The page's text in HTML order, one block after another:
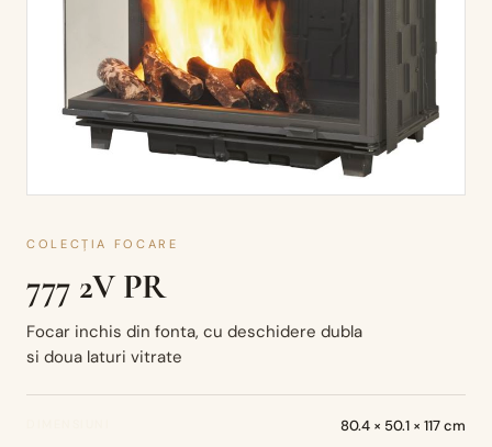
COLECȚIA FOCARE
777 2V PR
Focar inchis din fonta, cu deschidere dubla
si doua laturi vitrate
80.4 × 50.1 × 117 cm